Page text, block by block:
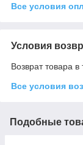
Все условия
Условия
Возврат товара
Все условия
Подобные